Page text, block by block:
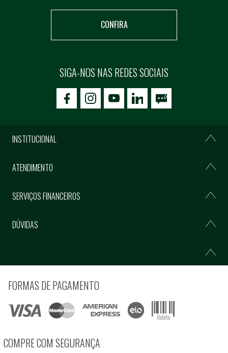
CONFIRA
SIGA-NOS NAS REDES SOCIAIS
icon-facebookicon-social02icon-social03
INSTITUCIONAL
ATENDIMENTO
SERVIÇOS FINANCEIROS
DÚVIDAS
FORMAS DE PAGAMENTO
COMPRE COM SEGURANÇA